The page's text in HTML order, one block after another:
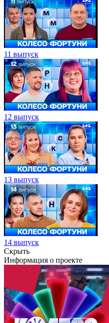
11 выпуск
12 выпуск
13 выпуск
14 выпуск
Скрыть
Информация о проекте